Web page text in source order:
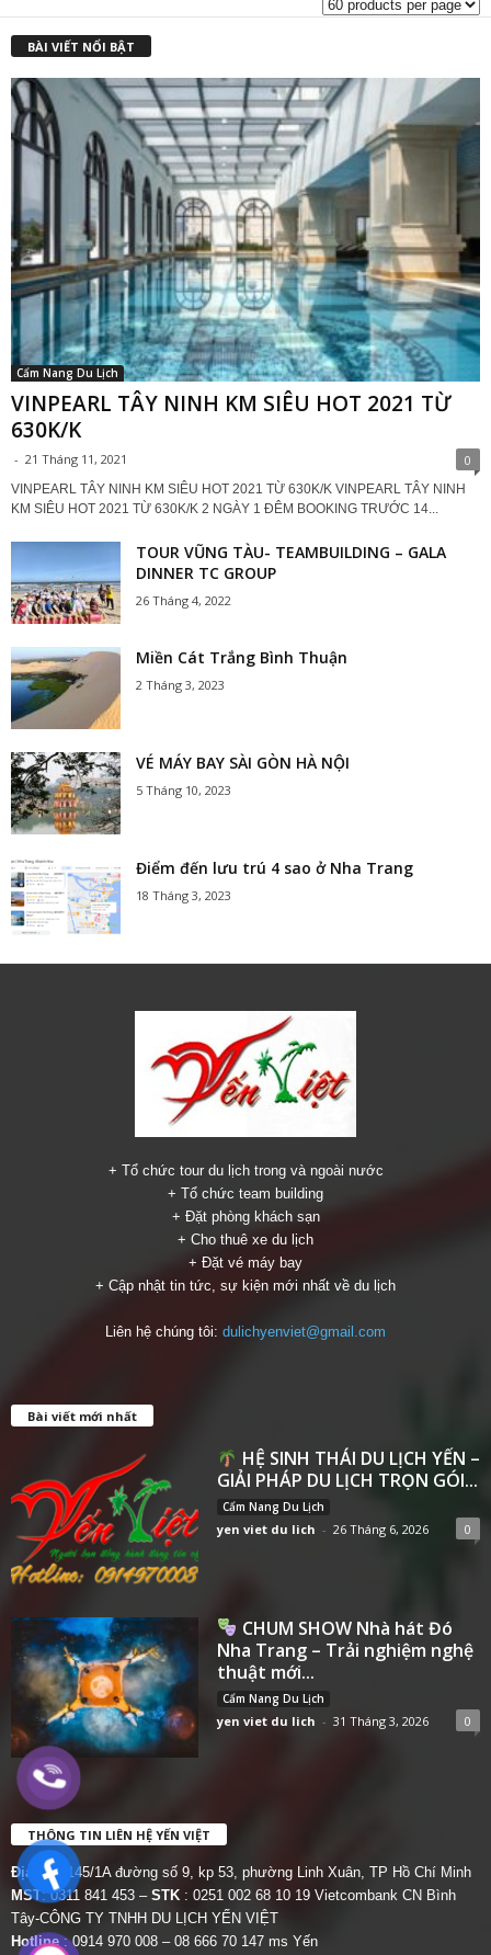
BÀI VIẾT NỔI BẬT
Cẩm Nang Du Lịch
VINPEARL TÂY NINH KM SIÊU HOT 2021 TỪ
630K/K
- 21 Tháng 11, 2021 0
VINPEARL TÂY NINH KM SIÊU HOT 2021 TỪ 630K/K VINPEARL TÂY NINH
KM SIÊU HOT 2021 TỪ 630K/K 2 NGÀY 1 ĐÊM BOOKING TRƯỚC 14...
TOUR VŨNG TÀU- TEAMBUILDING – GALA
DINNER TC GROUP
26 Tháng 4, 2022
Miền Cát Trắng Bình Thuận
2 Tháng 3, 2023
VÉ MÁY BAY SÀI GÒN HÀ NỘI
5 Tháng 10, 2023
Điểm đến lưu trú 4 sao ở Nha Trang
18 Tháng 3, 2023
+ Tổ chức tour du lịch trong và ngoài nước
+ Tổ chức team building
+ Đặt phòng khách sạn
+ Cho thuê xe du lịch
+ Đặt vé máy bay
+ Cập nhật tin tức, sự kiện mới nhất về du lịch
Liên hệ chúng tôi: dulichyenviet@gmail.com
Bài viết mới nhất
HỆ SINH THÁI DU LỊCH YẾN –
GIẢI PHÁP DU LỊCH TRỌN GÓI...
Cẩm Nang Du Lịch
yen viet du lich - 26 Tháng 6, 2026 0
CHUM SHOW Nhà hát Đó
Nha Trang – Trải nghiệm nghệ
thuật mới...
Cẩm Nang Du Lịch
yen viet du lich - 31 Tháng 3, 2026 0
THÔNG TIN LIÊN HỆ YẾN VIỆT
Địa chỉ:
145/1A đường số 9, kp 53, phường Linh Xuân, TP Hồ Chí Minh
MST: 0311 841 453 – STK : 0251 002 68 10 19 Vietcombank CN Bình
Tây-CÔNG TY TNHH DU LỊCH YẾN VIỆT
Hotline: 0914 970 008 – 08 666 70 147 ms Yến